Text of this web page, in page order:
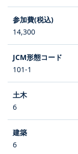
14,300
101-1
6
6